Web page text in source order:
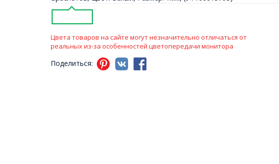
Цвета товаров на сайте могут незначительно отличаться от
реальных из-за особенностей цветопередачи монитора
Поделиться: